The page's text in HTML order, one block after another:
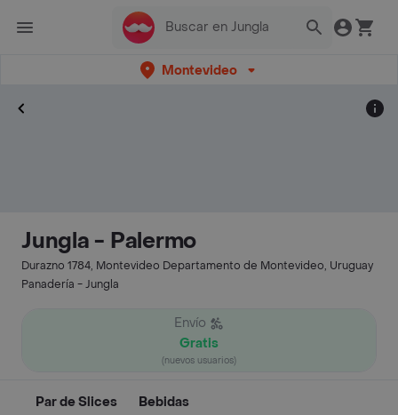
Montevideo
Jungla - Palermo
Durazno 1784, Montevideo Departamento de Montevideo, Uruguay
Panadería - Jungla
Envío
Gratis
(nuevos usuarios)
Par de Slices Bebidas